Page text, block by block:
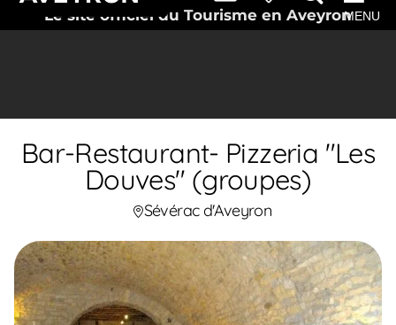
Le site officiel du Tourisme en AveyronMENU
Bar-Restaurant- Pizzeria "Les
Douves" (groupes)
Sévérac d'Aveyron